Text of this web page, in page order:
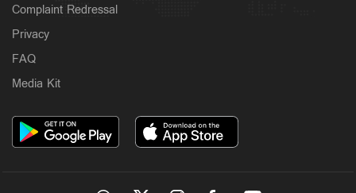
Complaint Redressal
Privacy
FAQ
Media Kit